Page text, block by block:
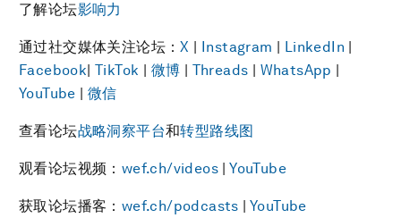
了解论坛影响力
通过社交媒体关注论坛：X | Instagram | LinkedIn |
Facebook|TikTok | 微博 | Threads | WhatsApp |
YouTube |微信
查看论坛战略洞察平台和转型路线图
观看论坛视频： wef.ch/videos |YouTube
获取论坛播客： wef.ch/podcasts |YouTube